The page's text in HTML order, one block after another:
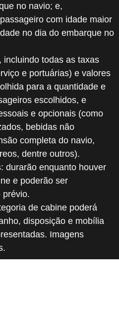
no navio; e,
com idade maior
no dia do embarque no
incluindo todas as taxas
e portuárias) e valores
para a quantidade e
escolhidos, e
e opcionais (como
bebidas não
completa do navio,
dentre outros).
durarão enquanto houver
e poderão ser
prévio.
de cabine poderá
disposição e mobília
Imagens